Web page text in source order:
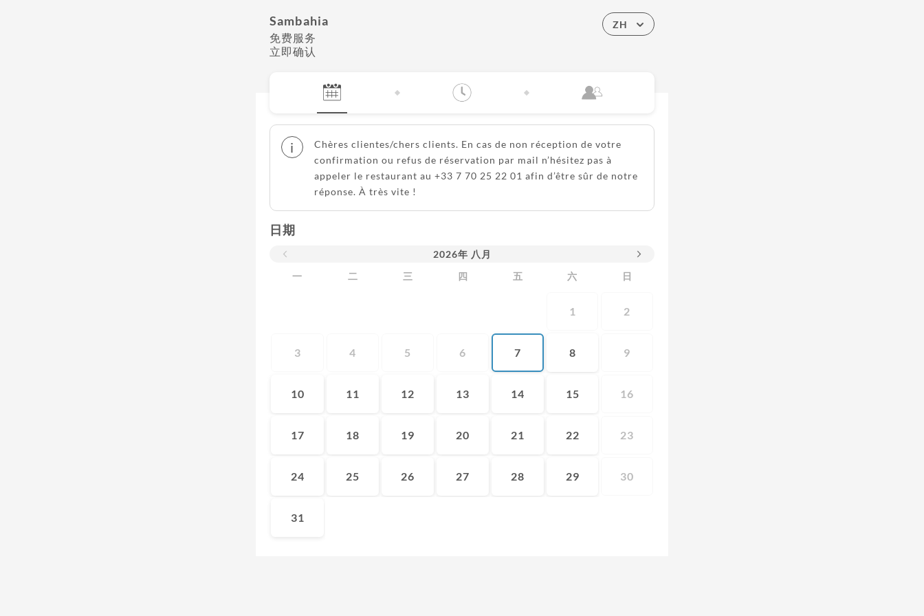
Sambahia
免费服务
立即确认
ZH
i
Chères clientes/chers clients. En cas de non réception de votre
confirmation ou refus de réservation par mail n’hésitez pas à
appeler le restaurant au +33 7 70 25 22 01 afin d’être sûr de notre
réponse. À très vite !
日期
2026年 八月
一
二 三 四 五 六 日
1 2
3 4 5 6 7 8 9
10 11 12 13 14 15 16
17 18 19 20 21 22 23
24 25 26 27 28 29 30
31